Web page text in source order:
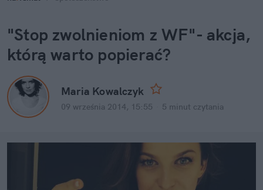
"Stop zwolnieniom z WF"- akcja,
którą warto popierać?
Maria Kowalczyk
09 września 2014, 15:55 5 minut czytania